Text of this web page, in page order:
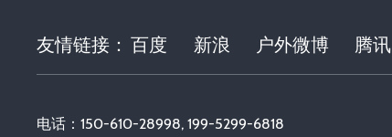
友情链接： 百度 新浪 户外微博 腾讯
电话：150-610-28998, 199-5299-6818